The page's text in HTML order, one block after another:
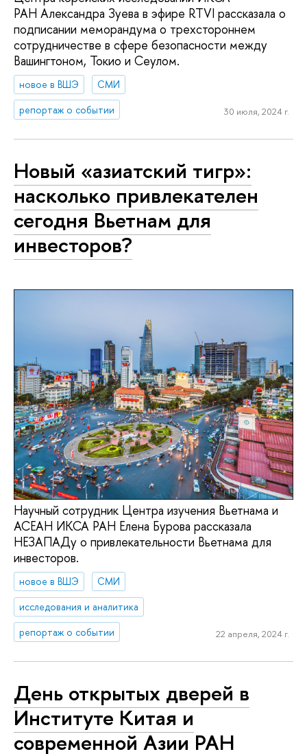
РАН Александра Зуева в эфире RTVI рассказала о
подписании меморандума о трехстороннем
сотрудничестве в сфере безопасности между
Вашингтоном, Токио и Сеулом.
новое в ВШЭ
СМИ
репортаж о событии
30 июля, 2024 г.
Новый «азиатский тигр»:
насколько привлекателен
сегодня Вьетнам для
инвесторов?
Научный сотрудник Центра изучения Вьетнама и
АСЕАН ИКСА РАН Елена Бурова рассказала
НЕЗАПАДу о привлекательности Вьетнама для
инвесторов.
новое в ВШЭ
СМИ
исследования и аналитика
репортаж о событии
22 апреля, 2024 г.
День открытых дверей в
Институте Китая и
современной Азии РАН